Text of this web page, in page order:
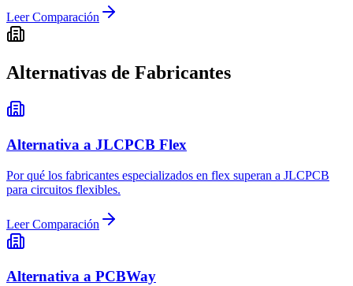
Leer Comparación
Alternativas de Fabricantes
Alternativa a JLCPCB Flex
Por qué los fabricantes especializados en flex superan a JLCPCB
para circuitos flexibles.
Leer Comparación
Alternativa a PCBWay